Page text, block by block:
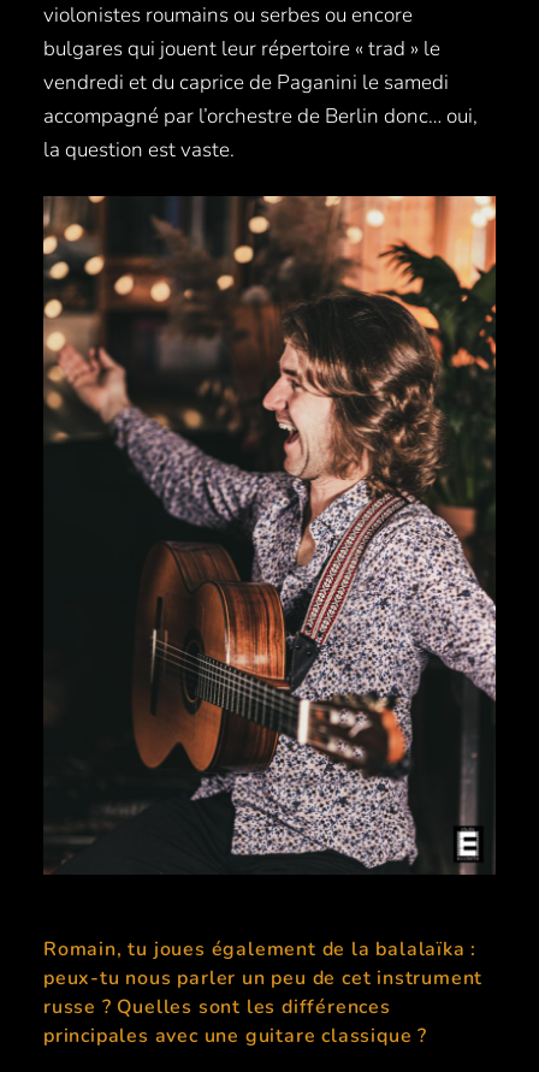
violonistes roumains ou serbes ou encore
bulgares qui jouent leur répertoire « trad » le
vendredi et du caprice de Paganini le samedi
accompagné par l’orchestre de Berlin donc… oui,
la question est vaste.
Romain, tu joues également de la balalaïka :
peux-tu nous parler un peu de cet instrument
russe ? Quelles sont les différences
principales avec une guitare classique ?